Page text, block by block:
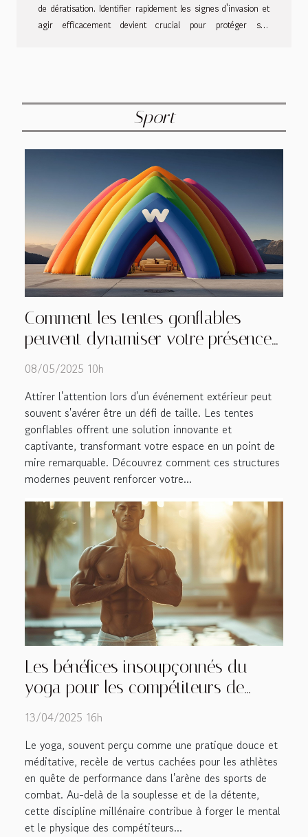
de dératisation. Identifier rapidement les signes d'invasion et
agir efficacement devient crucial pour protéger son
d'eau.Les traces de pattes boueuses près des points d'eau
intérieurs constituent un indicateur fiable. Les excréments
Sport
Comment les tentes gonflables
peuvent dynamiser votre présence
lors d'événements
08/05/2025 10h
Attirer l'attention lors d'un événement extérieur peut
souvent s'avérer être un défi de taille. Les tentes
gonflables offrent une solution innovante et
captivante, transformant votre espace en un point de
mire remarquable. Découvrez comment ces structures
modernes peuvent renforcer votre...
Les bénéfices insoupçonnés du
yoga pour les compétiteurs de
sports de combat
13/04/2025 16h
Le yoga, souvent perçu comme une pratique douce et
méditative, recèle de vertus cachées pour les athlètes
en quête de performance dans l'arène des sports de
combat. Au-delà de la souplesse et de la détente,
cette discipline millénaire contribue à forger le mental
et le physique des compétiteurs...